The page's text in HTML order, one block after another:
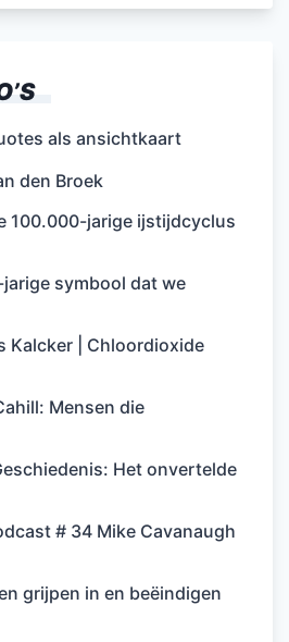
als ansichtkaart
den Broek
100.000-jarige ijstijdcyclus
symbool dat we
Kalcker | Chloordioxide
Mensen die
Het onvertelde
# 34 Mike Cavanaugh
grijpen in en beëindigen